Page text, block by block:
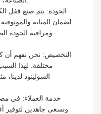
الجودة: يتم صنع قفل
لضمان المتانة
ومراقبة الجودة
التخصيص: نحن نفهم أن
مختلفة. لهذا
السولينود لدينا،
خدمة العملاء: في
ونسعى جاهدين لتوفير